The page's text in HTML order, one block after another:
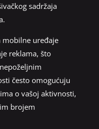
sadržaja
mobilne uređaje
reklama, što
često omogućuju
o vašoj aktivnosti,
brojem